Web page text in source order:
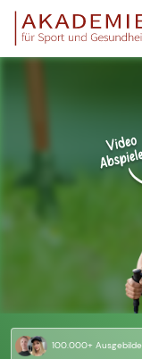
100.000+